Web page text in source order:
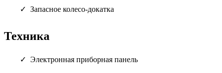
Запасное колесо-докатка
Техника
Электронная приборная панель